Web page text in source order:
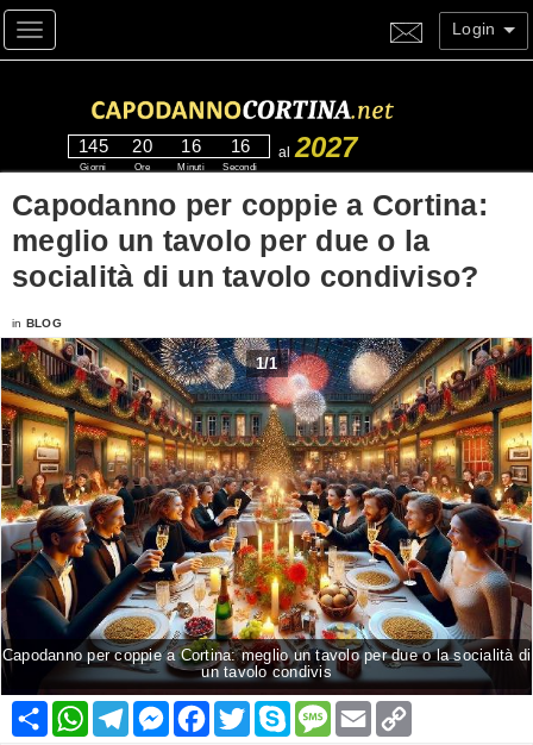
Toggle navigation Login
145
Giorni
20
Ore
16
Minuti
16
Secondi
al 2027
Capodanno per coppie a Cortina:
meglio un tavolo per due o la
socialità di un tavolo condiviso?
in BLOG
1/1
Capodanno per coppie a Cortina: meglio un tavolo per due o la socialità di
un tavolo condivis
Condividi
WhatsApp
Telegram
Messenger
Facebook
TwitterSkypeMessage
Email